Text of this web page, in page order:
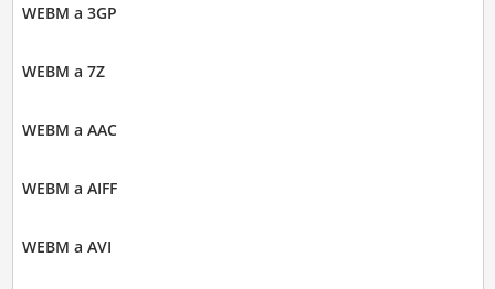
WEBM a 3GP
WEBM a 7Z
WEBM a AAC
WEBM a AIFF
WEBM a AVI